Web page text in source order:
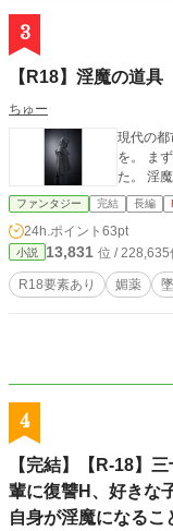
3
【R18】淫魔の道具
ちゅー
現代の都市
を。 まず狙われたのは男性経験が無い清楚な女子大生だっ
た
ファンタジー 完結 長編
24h.ポイント 63pt
小説 13,831 位 / 228,635
R18要素あり 媚薬
4
【完結】【R-18】
輩に復讐H、好きな
自身が淫魔になるこ